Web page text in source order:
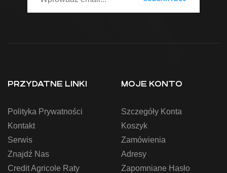
PRZYDATNE LINKI
Polityka Prywatności
Kontakt
Serwis
Znajdź Nas
Credit Agricole Raty
MOJE KONTO
Szczegóły Konta
Koszyk
Zamówienia
Adresy
Zapomniane Hasło